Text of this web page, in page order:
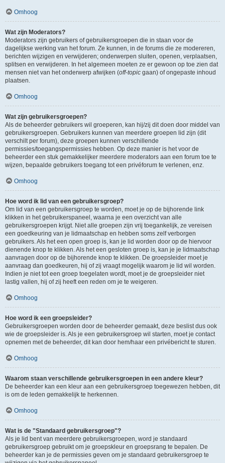
Omhoog
Wat zijn Moderators?
Moderators zijn gebruikers of gebruikersgroepen die in staan voor de
dagelijkse werking van het forum. Ze kunnen, in de forums die ze modereren,
berichten wijzigen en verwijderen; onderwerpen sluiten, openen, verplaatsen,
splitsen en verwijderen. In het algemeen moeten ze er gewoon op toe zien dat
mensen niet van het onderwerp afwijken (off-topic gaan) of ongepaste inhoud
plaatsen.
Omhoog
Wat zijn gebruikersgroepen?
Als de beheerder gebruikers wil groeperen, kan hij/zij dit doen door middel van
gebruikersgroepen. Gebruikers kunnen van meerdere groepen lid zijn (dit
verschilt per forum), deze groepen kunnen verschillende
permissies/toegangspermissies hebben. Op deze manier is het voor de
beheerder een stuk gemakkelijker meerdere moderators aan een forum toe te
wijzen, bepaalde gebruikers toegang tot een privéforum te verlenen, enz.
Omhoog
Hoe word ik lid van een gebruikersgroep?
Om lid van een gebruikersgroep te worden, moet je op de bijhorende link
klikken in het gebruikerspaneel, waarna je een overzicht van alle
gebruikersgroepen krijgt. Niet alle groepen zijn vrij toegankelijk, ze vereisen
een goedkeuring van je lidmaatschap en hebben soms zelf verborgen
gebruikers. Als het een open groep is, kan je lid worden door op de hiervoor
dienende knop te klikken. Als het een gesloten groep is, kan je je lidmaatschap
aanvragen door op de bijhorende knop te klikken. De groepsleider moet je
aanvraag dan goedkeuren, hij of zij vraagt mogelijk waarom je lid wil worden.
Indien je niet tot een groep toegelaten wordt, moet je de groepsleider niet
lastig vallen, hij of zij heeft een reden om je te weigeren.
Omhoog
Hoe word ik een groepsleider?
Gebruikersgroepen worden door de beheerder gemaakt, deze beslist dus ook
wie de groepsleider is. Als je een gebruikersgroep wil starten, moet je contact
opnemen met de beheerder, dit kan door hem/haar een privébericht te sturen.
Omhoog
Waarom staan verschillende gebruikersgroepen in een andere kleur?
De beheerder kan een kleur aan een gebruikersgroep toegewezen hebben, dit
is om de leden gemakkelijk te herkennen.
Omhoog
Wat is de "Standaard gebruikersgroep"?
Als je lid bent van meerdere gebruikersgroepen, word je standaard
gebruikersgroep gebruikt om je groepskleur en groepsrang te bepalen. De
beheerder kan je de permissies geven om je standaard gebruikersgroep te